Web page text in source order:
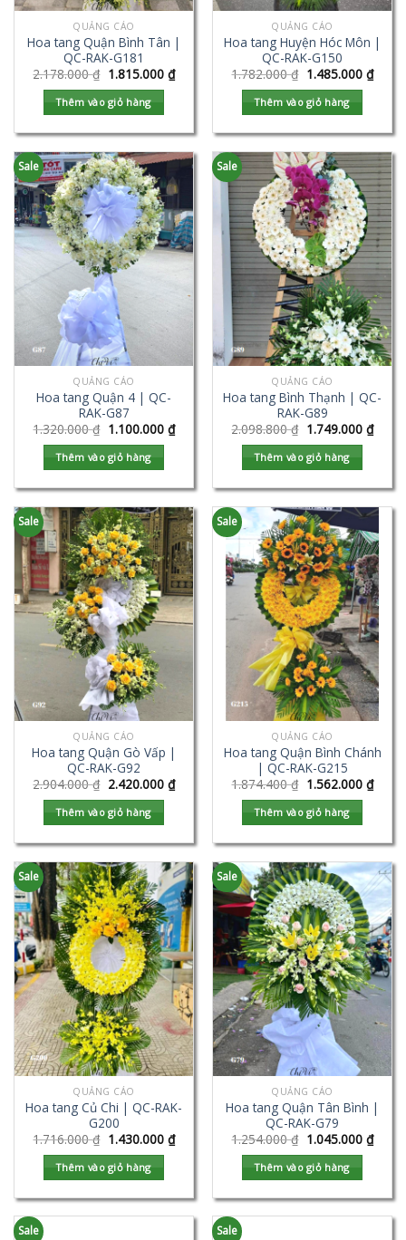
QUẢNG CÁO
Hoa tang Quận Bình Tân |
QC-RAK-G181
2.178.000₫ 1.815.000 ₫
Thêm vào giỏ hàng
QUẢNG CÁO
Hoa tang Huyện Hóc Môn |
QC-RAK-G150
1.782.000₫ 1.485.000 ₫
Thêm vào giỏ hàng
Sale
QUẢNG CÁO
Hoa tang Quận 4 | QC-
RAK-G87
1.320.000₫ 1.100.000 ₫
Thêm vào giỏ hàng
Sale
QUẢNG CÁO
Hoa tang Bình Thạnh | QC-
RAK-G89
2.098.800₫ 1.749.000 ₫
Thêm vào giỏ hàng
Sale
QUẢNG CÁO
Hoa tang Quận Gò Vấp |
QC-RAK-G92
2.904.000₫ 2.420.000 ₫
Thêm vào giỏ hàng
Sale
QUẢNG CÁO
Hoa tang Quận Bình Chánh
| QC-RAK-G215
1.874.400₫ 1.562.000 ₫
Thêm vào giỏ hàng
Sale
QUẢNG CÁO
Hoa tang Củ Chi | QC-RAK-
G200
1.716.000₫ 1.430.000 ₫
Thêm vào giỏ hàng
Sale
QUẢNG CÁO
Hoa tang Quận Tân Bình |
QC-RAK-G79
1.254.000₫ 1.045.000 ₫
Thêm vào giỏ hàng
Sale Sale